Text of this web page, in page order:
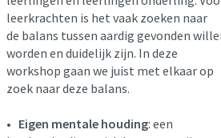
leerkrachten is het vaak zoeken naar
de balans tussen aardig gevonden
worden en duidelijk zijn. In deze
workshop gaan we juist met elkaar op
zoek naar deze balans.
• Eigen mentale houding: een